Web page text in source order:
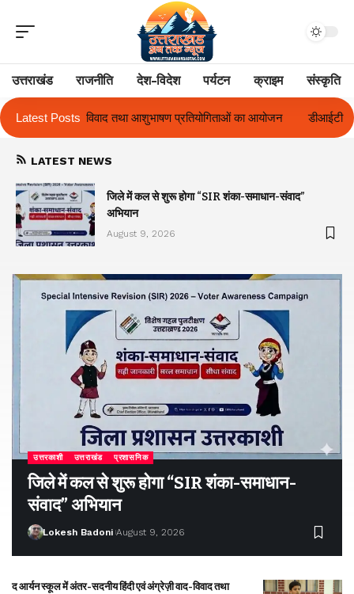
उत्तराखंड राजनीति देश-विदेश पर्यटन क्राइम संस्कृति
Latest Postsका आयोजन डीआईटी विश्वविद्यालय ने दो दिवसीय ‘दीक्षारंभ
LATEST NEWS
जिले में कल से शुरू होगा “SIR शंका-समाधान-संवाद”
अभियान
August 9, 2026
उत्तरकाशी उत्तराखंड प्रशासनिक
जिले में कल से शुरू होगा “SIR शंका-समाधान-
संवाद” अभियान
Lokesh Badoni August 9, 2026
द आर्यन स्कूल में अंतर-सदनीय हिंदी एवं अंग्रेज़ी वाद-विवाद तथा